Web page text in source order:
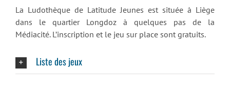
La Ludothèque de Latitude Jeunes est située à Liège
dans le quartier Longdoz à quelques pas de la
Médiacité. L’inscription et le jeu sur place sont gratuits.
Liste des jeux